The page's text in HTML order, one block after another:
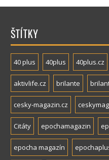
ŠTÍTKY
40 plus 40plus 40plus.cz
aktivlife.cz brilante
cesky-magazin.cz
Citáty epochamagazin
epocha magazín